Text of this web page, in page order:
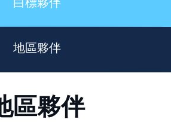
白標夥伴
地區夥伴
區夥伴